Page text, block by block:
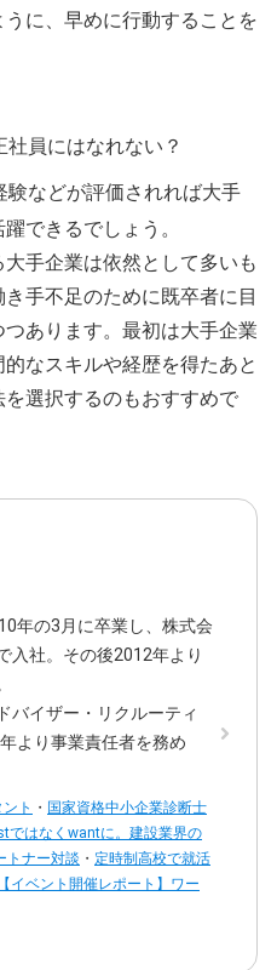
に、早めに行動することを
員にはなれない？
験などが評価されれば大手
できるでしょう。
手企業は依然として多いも
手不足のために既卒者に目
あります。最初は大手企業
なスキルや経歴を得たあと
選択するのもおすすめで
年の3月に卒業し、株式会
入社。その後2012年より
バイザー・リクルーティ
より事業責任者を務め
ト ・ 国家資格中小企業診断士
ではなくwantに。建設業界の
トナー対談 ・ 定時制高校で就活
【イベント開催レポート】ワー